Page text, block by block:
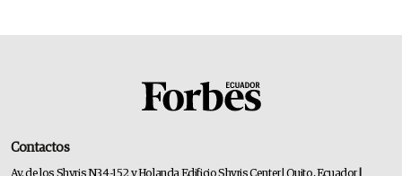
Contactos